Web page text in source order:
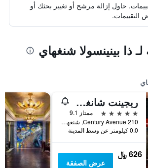
حاول إزالة مرشح أو تغيير بحثك أو
ذا بينينسولا شنغهاي
ريجينت شانغهاي بودونج
5 نجوم
ممتاز 9.1
210 Century Avenue, شنغهاي, الصين
0.0 كيلومتر عن وسط المدينة
626 ﷼
عرض الصفقة